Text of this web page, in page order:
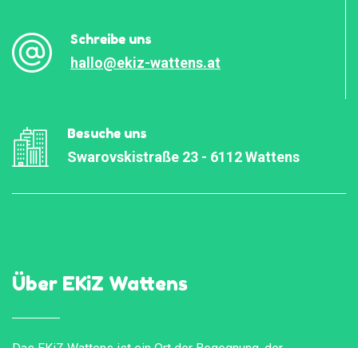
Schreibe uns
hallo@ekiz-wattens.at
Besuche uns
Swarovskistraße 23 - 6112 Wattens
Über EKiZ Wattens